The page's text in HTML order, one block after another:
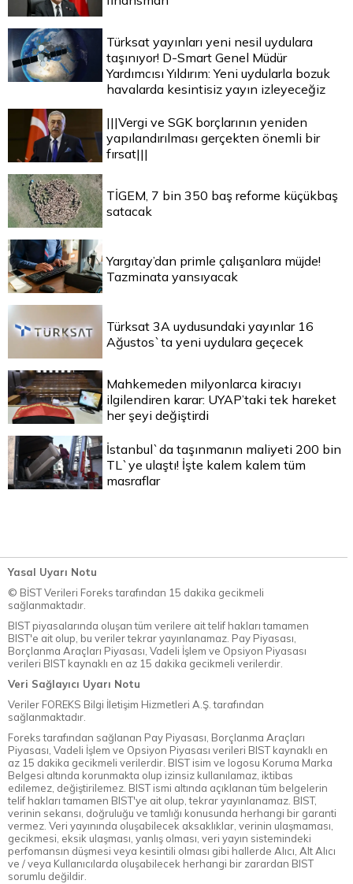
Türksat yayınları yeni nesil uydulara
taşınıyor! D-Smart Genel Müdür
Yardımcısı Yıldırım: Yeni uydularla bozuk
havalarda kesintisiz yayın izleyeceğiz
|||Vergi ve SGK borçlarının yeniden
yapılandırılması gerçekten önemli bir
fırsat|||
TİGEM, 7 bin 350 baş reforme küçükbaş
satacak
Yargıtay’dan primle çalışanlara müjde!
Tazminata yansıyacak
Türksat 3A uydusundaki yayınlar 16
Ağustos`ta yeni uydulara geçecek
Mahkemeden milyonlarca kiracıyı
ilgilendiren karar: UYAP’taki tek hareket
her şeyi değiştirdi
İstanbul`da taşınmanın maliyeti 200 bin
TL`ye ulaştı! İşte kalem kalem tüm
masraflar
Yasal Uyarı Notu
© BİST Verileri Foreks tarafından 15 dakika gecikmeli
sağlanmaktadır.
BIST piyasalarında oluşan tüm verilere ait telif hakları tamamen
BIST'e ait olup, bu veriler tekrar yayınlanamaz. Pay Piyasası,
Borçlanma Araçları Piyasası, Vadeli İşlem ve Opsiyon Piyasası
verileri BIST kaynaklı en az 15 dakika gecikmeli verilerdir.
Veri Sağlayıcı Uyarı Notu
Veriler FOREKS Bilgi İletişim Hizmetleri A.Ş. tarafından
sağlanmaktadır.
Foreks tarafından sağlanan Pay Piyasası, Borçlanma Araçları
Piyasası, Vadeli İşlem ve Opsiyon Piyasası verileri BIST kaynaklı en
az 15 dakika gecikmeli verilerdir. BIST isim ve logosu Koruma Marka
Belgesi altında korunmakta olup izinsiz kullanılamaz, iktibas
edilemez, değiştirilemez. BIST ismi altında açıklanan tüm belgelerin
telif hakları tamamen BIST'ye ait olup, tekrar yayınlanamaz. BIST,
verinin sekansı, doğruluğu ve tamlığı konusunda herhangi bir garanti
vermez. Veri yayınında oluşabilecek aksaklıklar, verinin ulaşmaması,
gecikmesi, eksik ulaşması, yanlış olması, veri yayın sistemindeki
perfomansın düşmesi veya kesintili olması gibi hallerde Alıcı, Alt Alıcı
ve / veya Kullanıcılarda oluşabilecek herhangi bir zarardan BIST
sorumlu değildir.